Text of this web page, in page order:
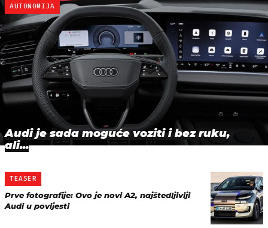
AUTONOMIJA
Audi je sada moguće voziti i bez ruku,
ali...
TEASER
Prve fotografije: Ovo je novi A2, najštedljiviji
Audi u povijesti